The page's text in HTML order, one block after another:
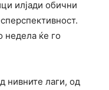
илјади обични
недела ќе го
нивните лаги, од